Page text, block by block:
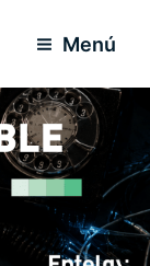
Menú